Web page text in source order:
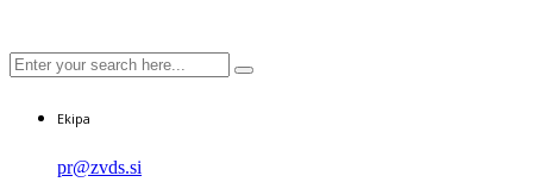
Ekipa
pr@zvds.si